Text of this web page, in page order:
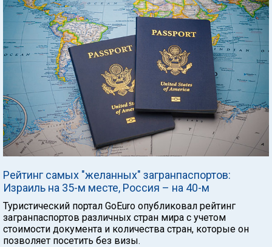
Рейтинг самых "желанных" загранпаспортов:
Израиль на 35-м месте, Россия – на 40-м
Туристический портал GoEuro опубликовал рейтинг
загранпаспортов различных стран мира с учетом
стоимости документа и количества стран, которые он
позволяет посетить без визы.